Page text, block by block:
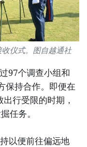
仪式。图自越通社
97个调查小组和
保持合作。即便在
行受限的时期，
任务。
以便前往偏远地